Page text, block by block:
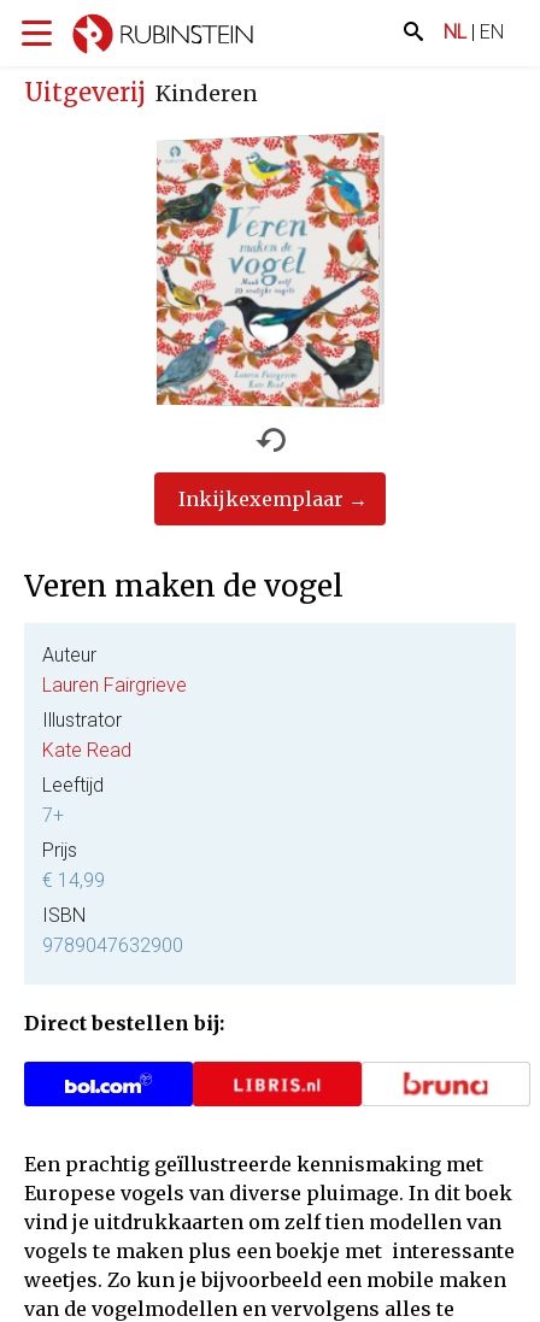
NL| EN
Uitgeverij Kinderen
Inkijkexemplaar
Veren maken de vogel
Auteur
Lauren Fairgrieve
Illustrator
Kate Read
Leeftijd
7+
Prijs
€ 14,99
ISBN
9789047632900
Direct bestellen bij:
Een prachtig geïllustreerde kennismaking met
Europese vogels van diverse pluimage. In dit boek
vind je uitdrukkaarten om zelf tien modellen van
vogels te maken plus een boekje met interessante
weetjes. Zo kun je bijvoorbeeld een mobile maken
van de vogelmodellen en vervolgens alles te